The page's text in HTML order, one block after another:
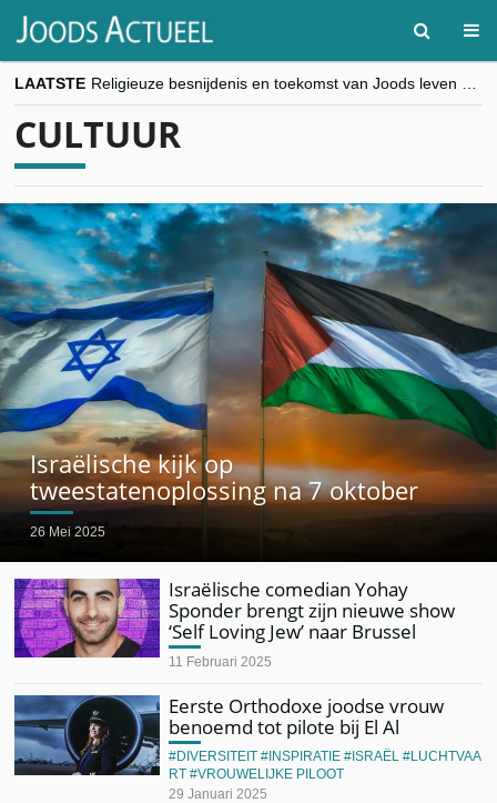
LAATSTE
“Besnijdenisdebat toont hoe moeilijk seculiere Westen minderheden begrijpt”, Jinnih Beels (Vooruit)
CULTUUR
Israëlische kijk op
tweestatenoplossing na 7 oktober
26 Mei 2025
Israëlische comedian Yohay
Sponder brengt zijn nieuwe show
‘Self Loving Jew’ naar Brussel
11 Februari 2025
Eerste Orthodoxe joodse vrouw
benoemd tot pilote bij El Al
29 Januari 2025
DIVERSITEIT INSPIRATIE ISRAËL
LUCHTVAA
RT
VROUWELIJKE PILOOT